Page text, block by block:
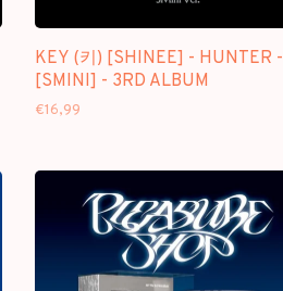
KEY (키) [SHINEE] - HUNTER -
[SMINI] - 3RD ALBUM
€16,99